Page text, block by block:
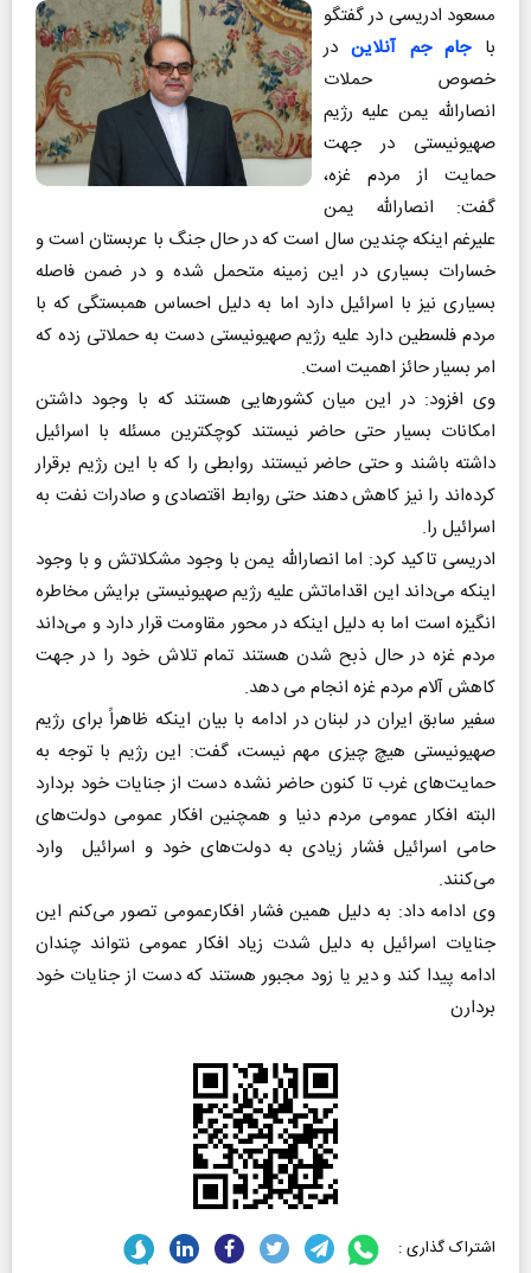
مسعود ادریسی در گفتگو
باجام جم آنلایندر
خصوص حملات
انصارالله یمن علیه رژیم
صهیونیستی در جهت
حمایت از مردم غزه،
گفت: انصارالله یمن
علیرغم اینکه چندین سال است که در حال جنگ با عربستان است و
خسارات بسیاری در این زمینه متحمل شده و در ضمن فاصله
بسیاری نیز با اسرائیل دارد اما به دلیل احساس همبستگی که با
مردم فلسطین دارد علیه رژیم صهیونیستی دست به حملاتی زده که
امر بسیار حائز اهمیت است.
وی افزود: در این میان کشورهایی هستند که با وجود داشتن
امکانات بسیار حتی حاضر نیستند کوچکترین مسئله با اسرائیل
داشته باشند و حتی حاضر نیستند روابطی را که با این رژیم برقرار
کرده‌اند را نیز کاهش دهند حتی روابط اقتصادی و صادرات نفت به
اسرائیل را.
ادریسی تاکید کرد: اما انصارالله یمن با وجود مشکلاتش و با وجود
اینکه می‌داند این اقداماتش علیه رژیم صهیونیستی برایش مخاطره
انگیزه است اما به دلیل اینکه در محور مقاومت قرار دارد و می‌داند
مردم غزه در حال ذبح شدن هستند تمام تلاش خود را در جهت
کاهش آلام مردم غزه انجام می دهد.
سفیر سابق ایران در لبنان در ادامه با بیان اینکه ظاهراً برای رژیم
صهیونیستی هیچ چیزی مهم نیست، گفت: این رژیم با توجه به
حمایت‌های غرب تا کنون حاضر نشده دست از جنایات خود بردارد
البته افکار عمومی مردم دنیا و همچنین افکار عمومی دولت‌های
حامی اسرائیل فشار زیادی به دولت‌های خود و اسرائیل وارد
می‌کنند.
وی ادامه داد: به دلیل همین فشار افکارعمومی تصور می‌کنم این
جنایات اسرائیل به دلیل شدت زیاد افکار عمومی نتواند چندان
ادامه پیدا کند و دیر یا زود مجبور هستند که دست از جنایات خود
بردارن
اشتراک گذاری :